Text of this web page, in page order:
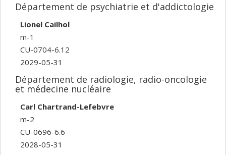
Département de psychiatrie et d'addictologie
Lionel Cailhol
m-1
CU-0704-6.12
2029-05-31
Département de radiologie, radio-oncologie
et médecine nucléaire
Carl Chartrand-Lefebvre
m-2
CU-0696-6.6
2028-05-31